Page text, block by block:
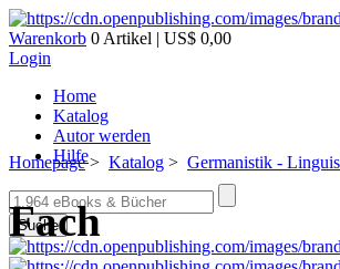
Warenkorb 0 Artikel | US$ 0,00
Login
Home
Katalog
Autor werden
Hilfe
Suche
Homepage> Katalog > Germanistik -
Fach